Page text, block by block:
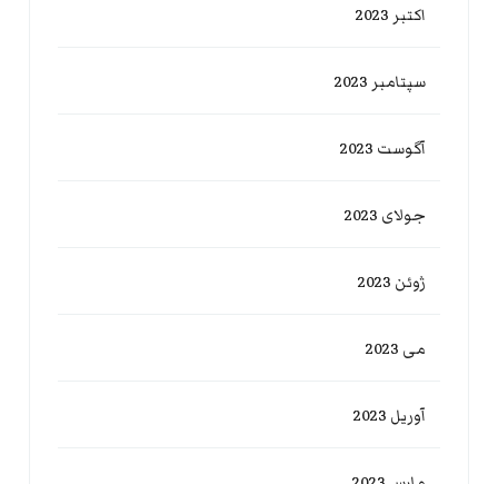
اکتبر 2023
سپتامبر 2023
آگوست 2023
جولای 2023
ژوئن 2023
می 2023
آوریل 2023